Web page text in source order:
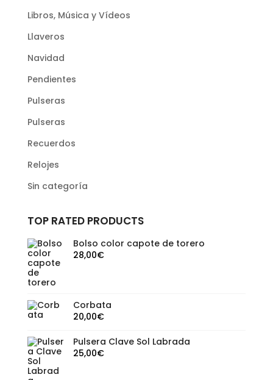
Libros, Música y Vídeos
Llaveros
Navidad
Pendientes
Pulseras
Pulseras
Recuerdos
Relojes
Sin categoría
TOP RATED PRODUCTS
Bolso color capote de torero
28,00€
Corbata
20,00€
Pulsera Clave Sol Labrada
25,00€